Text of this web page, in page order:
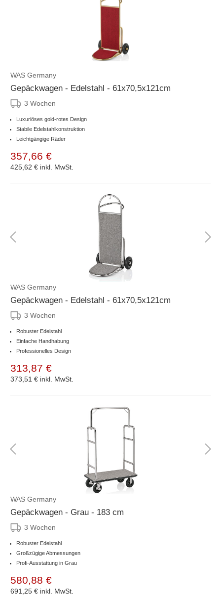
WAS Germany
Gepäckwagen - Edelstahl - 61x70,5x121cm
3 Wochen
Luxuriöses gold-rotes Design
Stabile Edelstahlkonstruktion
Leichtgängige Räder
357,66 €
425,62 € inkl. MwSt.
WAS Germany
Gepäckwagen - Edelstahl - 61x70,5x121cm
3 Wochen
Robuster Edelstahl
Einfache Handhabung
Professionelles Design
313,87 €
373,51 € inkl. MwSt.
WAS Germany
Gepäckwagen - Grau - 183 cm
3 Wochen
Robuster Edelstahl
Großzügige Abmessungen
Profi-Ausstattung in Grau
580,88 €
691,25 € inkl. MwSt.